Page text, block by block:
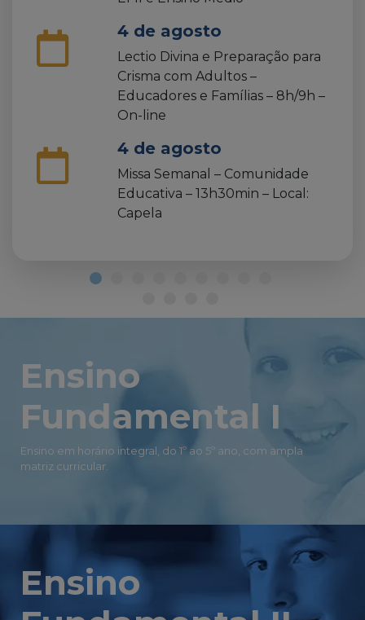
4 de agosto
Lectio Divina e Preparação para
Crisma com Adultos –
Educadores e Famílias – 8h/9h –
On-line
4 de agosto
Missa Semanal – Comunidade
Educativa – 13h30min – Local:
Capela
Ensino
Fundamental I
Ensino em horário integral, do 1º ao 5º ano, com ampla
matriz curricular.
Ensino